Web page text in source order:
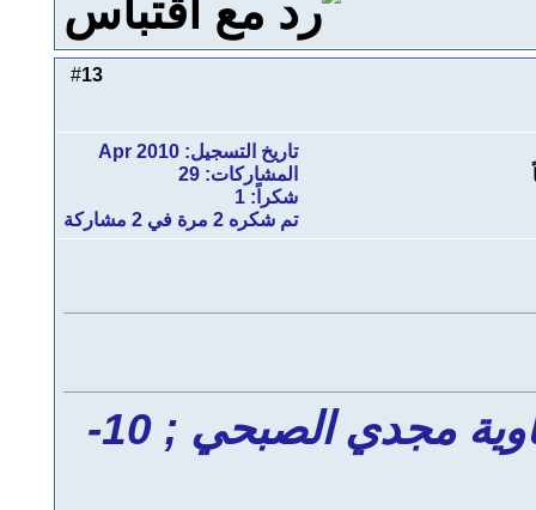
13
تاريخ التسجيل: Apr 2010
المشاركات: 29
شكراً: 1
تم شكره 2 مرة في 2 مشاركة
التعديل الأخير تم بواسطة أبو معاوية مجدي الصبحي ; 10-